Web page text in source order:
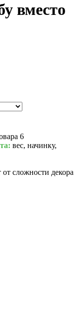
вместо
6
вес, начинку,
от сложности декора